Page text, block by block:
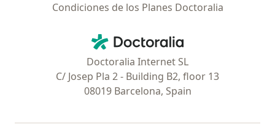
Condiciones de los Planes Doctoralia
Doctoralia - Página de inicio
Doctoralia Internet SL
C/ Josep Pla 2 - Building B2, floor 13
08019 Barcelona, Spain